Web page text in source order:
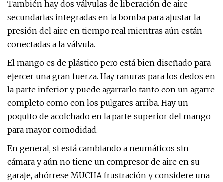
También hay dos válvulas de liberación de aire
secundarias integradas en la bomba para ajustar la
presión del aire en tiempo real mientras aún están
conectadas a la válvula.
El mango es de plástico pero está bien diseñado para
ejercer una gran fuerza. Hay ranuras para los dedos en
la parte inferior y puede agarrarlo tanto con un agarre
completo como con los pulgares arriba. Hay un
poquito de acolchado en la parte superior del mango
para mayor comodidad.
En general, si está cambiando a neumáticos sin
cámara y aún no tiene un compresor de aire en su
garaje, ahórrese MUCHA frustración y considere una